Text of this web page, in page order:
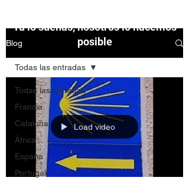
Tú lo sueñas, nosotros lo hacemos
posible
Blog
Todas las entradas
Francia
Cataluña
África
España
Portugal
Todas las entradas
Load video